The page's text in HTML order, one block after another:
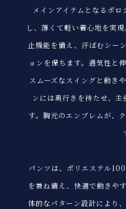
メインアイテムとなるポ
し、薄くて軽い着心地を実
止機能を備え、汗ばむシー
ョンを保ちます。通気性と
スムーズなスイングと動き
ンには奥行きを持たせ、
す。胸元のエンブレムが、
パンツは、ポリエステル
を兼ね備え、快適で動きや
体的なパターン設計により